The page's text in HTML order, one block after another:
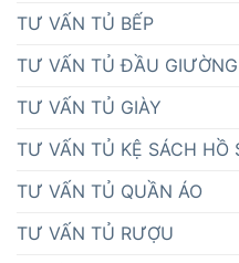
TƯ VẤN TỦ BẾP
TƯ VẤN TỦ ĐẦU GIƯỜNG
TƯ VẤN TỦ GIÀY
TƯ VẤN TỦ KỆ SÁCH HỒ
TƯ VẤN TỦ QUẦN ÁO
TƯ VẤN TỦ RƯỢU